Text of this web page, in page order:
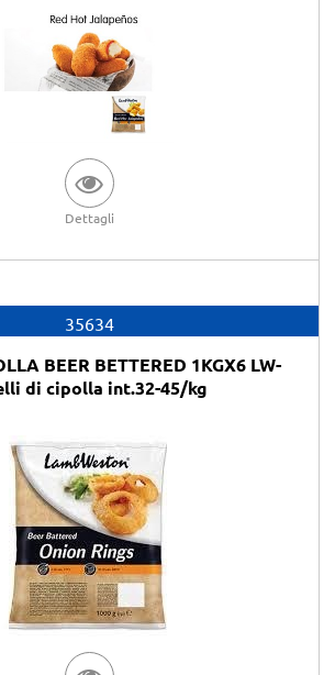
Dettagli
35634
BEER BETTERED 1KGX6 LW-
di cipolla int.32-45/kg